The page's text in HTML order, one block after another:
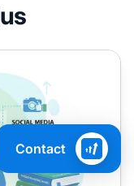
conviennent-ils
Contact